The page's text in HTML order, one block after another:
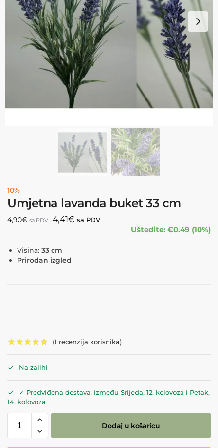
10%
Umjetna lavanda buket 33 cm
4,90€ sa PDV 4,41€ sa PDV
Uštedite: €0.49 (10%)
Visina: 33 cm
Prirodan izgled
(1 recenzija korisnika)
Na zalihi
✓ Predviđena dostava: između Srijeda, 12. kolovoza i Petak,
14. kolovoza
Dodaj u košaricu